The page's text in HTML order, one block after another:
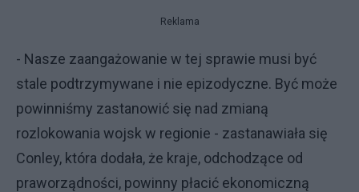
Reklama
- Nasze zaangażowanie w tej sprawie musi być
stale podtrzymywane i nie epizodyczne. Być może
powinniśmy zastanowić się nad zmianą
rozlokowania wojsk w regionie - zastanawiała się
Conley, która dodała, że kraje, odchodzące od
praworządności, powinny płacić ekonomiczną